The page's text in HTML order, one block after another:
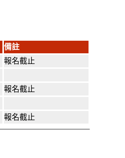
備註
報名截止
報名截止
報名截止